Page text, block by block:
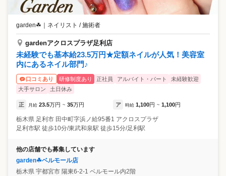
garden☘ ネイリスト / 施術者
gardenアクロスプラザ足利店
未経験でも基本給23.5万円★定額ネイルが人気！美容室
内にあるネイル部門♪
口コミあり 研修制度あり 正社員 アルバイト・パート
未経験歓迎
大手サロン
土日休み
正 月給 23.5万円 ~ 35万円 ア 時給 1,100円 ~ 1,100円
栃木県 足利市 田中町字浜ノ給95番1 アクロスプラザ
足利市駅 徒歩10分/東武和泉駅 徒歩15分/足利駅
他の店舗でも募集しています
garden☘ベルモール店
栃木県 宇都宮市 陽東6-2-1 ベルモール内2階